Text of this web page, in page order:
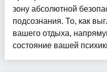
зону абсолютной
подсознания. То, как
вашего отдыха,
состояние вашей